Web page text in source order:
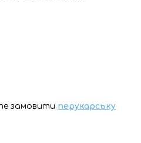
замовити перукарську